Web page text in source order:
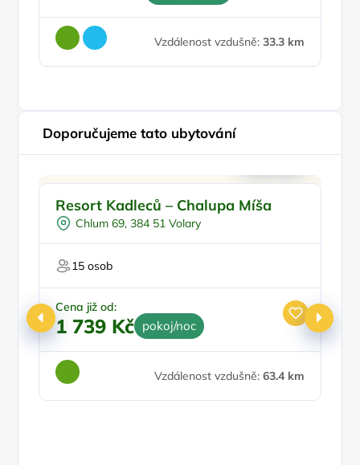
Vzdálenost vzdušně: 33.3 km
Doporučujeme tato ubytování
Resort Kadleců – Chalupa Míša
Chlum 69, 384 51 Volary
15 osob
Cena již od:
1 739 Kč pokoj/noc
Vzdálenost vzdušně: 63.4 km